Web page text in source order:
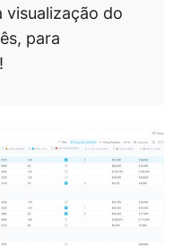
visualização do
para